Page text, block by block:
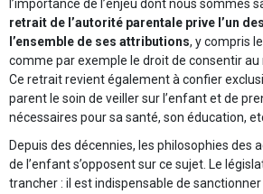
l’importance de l’enjeu dont nous sommes
retrait de l’autorité parentale prive l’un
l’ensemble de ses attributions, y compris
comme par exemple le droit de consentir
Ce retrait revient également à confier
parent le soin de veiller sur l’enfant et de
nécessaires pour sa santé, son éducation,
Depuis des décennies, les philosophies des
de l’enfant s’opposent sur ce sujet. Le
trancher : il est indispensable de